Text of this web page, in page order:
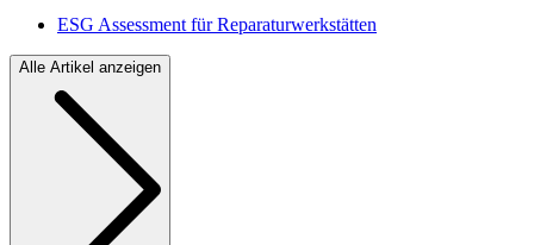
ESG Assessment für Reparaturwerkstätten
Alle Artikel anzeigen